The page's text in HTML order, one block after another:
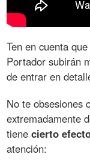
Ten en cuenta
Portador subirán
de entrar en
No te obsesiones
extremadamente
tienecierto
atención: